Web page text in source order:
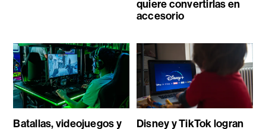
quiere convertirlas en
accesorio
Batallas, videojuegos y
Disney y TikTok logran